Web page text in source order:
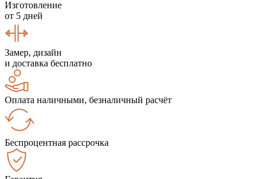
Изготовление
от 5 дней
Замер, дизайн
и доставка бесплатно
Оплата наличными, безналичный расчёт
Беспроцентная рассрочка